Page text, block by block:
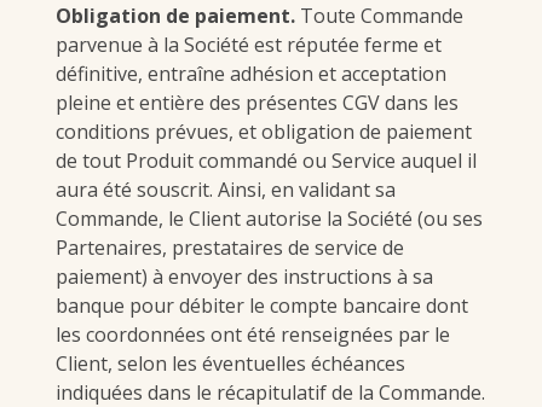
Obligation de paiement.Toute Commande
parvenue à la Société est réputée ferme et
définitive, entraîne adhésion et acceptation
pleine et entière des présentes CGV dans les
conditions prévues, et obligation de paiement
de tout Produit commandé ou Service auquel il
aura été souscrit. Ainsi, en validant sa
Commande, le Client autorise la Société (ou ses
Partenaires, prestataires de service de
paiement) à envoyer des instructions à sa
banque pour débiter le compte bancaire dont
les coordonnées ont été renseignées par le
Client, selon les éventuelles échéances
indiquées dans le récapitulatif de la Commande.